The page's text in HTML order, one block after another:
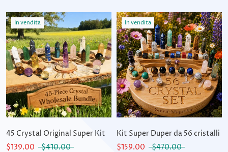
In vendita
45 Crystal Original Super Kit
$139.00
$410.00
In vendita
Kit Super Duper da 56 cristalli
$159.00
$470.00